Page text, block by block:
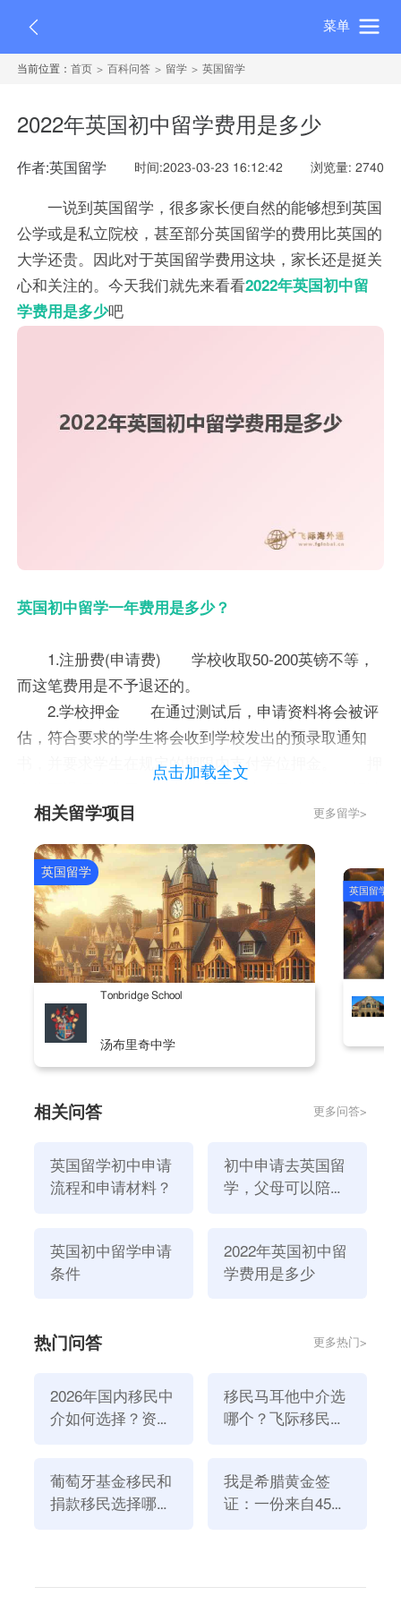
菜单
当前位置：首页 百科问答 留学 英国留学
2022年英国初中留学费用是多少
作者:英国留学 时间:2023-03-23 16:12:42 浏览量: 2740
一说到英国留学，很多家长便自然的能够想到英国
公学或是私立院校，甚至部分英国留学的费用比英国的
大学还贵。因此对于英国留学费用这块，家长还是挺关
心和关注的。今天我们就先来看看2022年英国初中留
学费用是多少吧
英国初中留学一年费用是多少？
1.注册费(申请费) 学校收取50-200英镑不等，
而这笔费用是不予退还的。
2.学校押金 在通过测试后，申请资料将会被评
估，符合要求的学生将会收到学校发出的预录取通知
书，并要求学生在规定的期限内支付学位押金。 押
的课程，学校予以退还。语言学校则在学费中扣减。寄
宿中学：押金通常为一学期学费：5000-9000英镑不
等 其他非寄宿类学院：1000-3000英镑不等 语
言学校：200-1000英镑不等
3.学费 如按学期收，每学期5000-9000英镑不
等，学费包括学费，生活费(住宿，伙食)。一年分为三
个学期。学费通常不包括：保险，旅游，额外的运动和
课程费用(如马术，另修的音乐课)。
4.监护费 16岁一下学生法定必须有英国公民作
为监护人;16-18岁部分学校规定必须有监护人。 费
金：500英镑左右(可退还的) 每年监护服务费用：
5.签证费用 英国学生签证费用人民币1040元，
费一般都包括食宿费，既包括学费，住宿费，膳食费，
以及基本的洗涤费，文具费，课本费，体育音乐等活动
学费因专业的不同也会有较大的差别。一般来说，
科更高，为13000 – 20000镑/年；硕士费用跟本科差距
点击加载全文
相关留学项目 更多留学>
英国留学
Tonbridge School
汤布里奇中学
英国留学
相关问答 更多问答>
英国留学初中申请
流程和申请材料？
初中申请去英国留
学，父母可以陪读
英国初中留学申请
条件
2022年英国初中留
学费用是多少
热门问答 更多热门>
2026年国内移民中
介如何选择？资
移民马耳他中介选
哪个？飞际移民是
葡萄牙基金移民和
捐款移民选择哪个
我是希腊黄金签
证：一份来自45亿